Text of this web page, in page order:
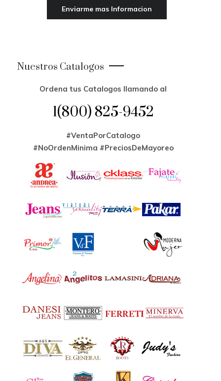
Nuestros Catalogos
Ordena tus Catalogos llamando al
1(800) 825-9452
#VentaPorCatalogo
#NoOrdenMinima #PreciosDeMayoreo